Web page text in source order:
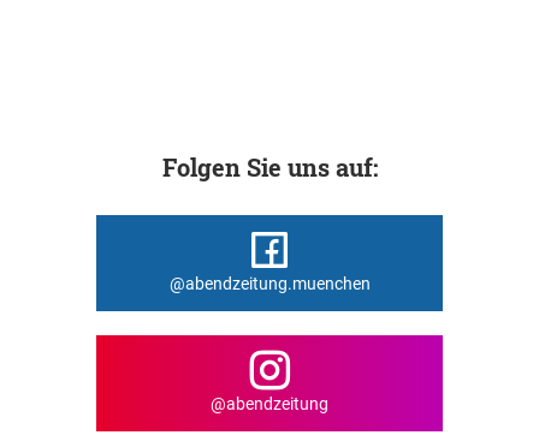
Folgen Sie uns auf:
@abendzeitung.muenchen
@abendzeitung